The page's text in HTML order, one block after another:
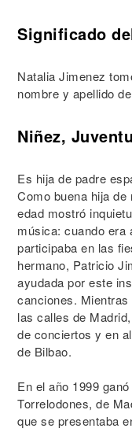
Significado
Natalia Jimenez
nombre y apellido
Niñez,
Es hija de padre
Como buena hija
edad mostró
música: cuando era
participaba en las
hermano, Patricio
ayudada por este
canciones.
las calles de
de conciertos y en
de Bilbao.
En el año 1999
Torrelodones, de
que se presentaba